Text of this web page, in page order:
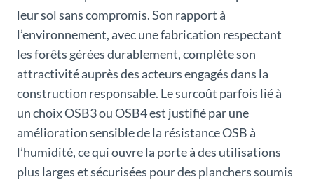
leur sol sans compromis. Son rapport à
l’environnement, avec une fabrication respectant
les forêts gérées durablement, complète son
attractivité auprès des acteurs engagés dans la
construction responsable. Le surcoût parfois lié à
un choix OSB3 ou OSB4 est justifié par une
amélioration sensible de la résistance OSB à
l’humidité, ce qui ouvre la porte à des utilisations
plus larges et sécurisées pour des planchers soumis